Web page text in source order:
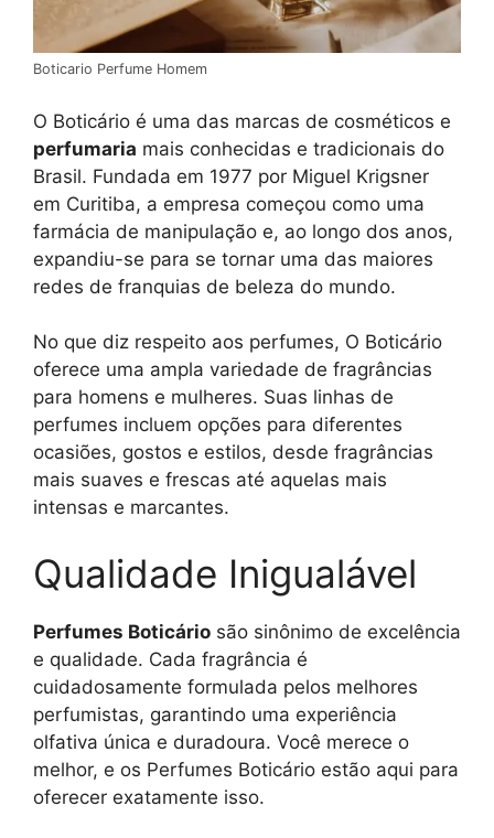
Boticario Perfume Homem
O Boticário é uma das marcas de cosméticos e
perfumaria mais conhecidas e tradicionais do
Brasil. Fundada em 1977 por Miguel Krigsner
em Curitiba, a empresa começou como uma
farmácia de manipulação e, ao longo dos anos,
expandiu-se para se tornar uma das maiores
redes de franquias de beleza do mundo.
No que diz respeito aos perfumes, O Boticário
oferece uma ampla variedade de fragrâncias
para homens e mulheres. Suas linhas de
perfumes incluem opções para diferentes
ocasiões, gostos e estilos, desde fragrâncias
mais suaves e frescas até aquelas mais
intensas e marcantes.
Qualidade Inigualável
Perfumes Boticário são sinônimo de excelência
e qualidade. Cada fragrância é
cuidadosamente formulada pelos melhores
perfumistas, garantindo uma experiência
olfativa única e duradoura. Você merece o
melhor, e os Perfumes Boticário estão aqui para
oferecer exatamente isso.